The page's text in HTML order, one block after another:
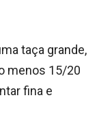
taça grande,
menos 15/20
fina e